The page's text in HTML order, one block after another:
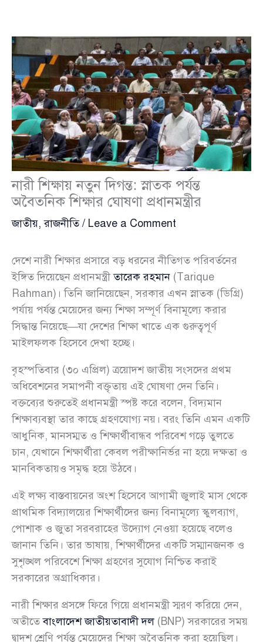
নারী শিক্ষায় নতুন দিগন্ত: স্নাতক পর্যন্ত
অবৈতনিক শিক্ষার ঘোষণা প্রধানমন্ত্রীর
জাতীয়,রাজনীতি/ Leave a Comment
দেশে নারী শিক্ষার প্রসারে বড় ধরনের নীতিগত পরিবর্তনের
ইঙ্গিত দিয়েছেন প্রধানমন্ত্রীতারেক রহমান (Tarique
Rahman)। তিনি জানিয়েছেন, সরকার এখন স্নাতক (ডিগ্রি)
পর্যায় পর্যন্ত মেয়েদের জন্য শিক্ষা সম্পূর্ণ বিনামূল্যে করার
সিদ্ধান্ত নিয়েছে—যা দেশের শিক্ষা খাতে এক গুরুত্বপূর্ণ
মাইলফলক হিসেবে দেখা হচ্ছে।
বৃহস্পতিবার (৩০ এপ্রিল) ত্রয়োদশ জাতীয় সংসদের প্রথম
অধিবেশনের সমাপনী বক্তৃতায় এই ঘোষণা দেন তিনি।
বক্তব্যের শুরুতেই প্রধানমন্ত্রী স্পষ্ট করে বলেন, বিদ্যমান
শিক্ষাব্যবস্থা তার কাছে গ্রহণযোগ্য নয়। বরং তিনি এমন একটি
আধুনিক, মানসম্মত ও শিক্ষার্থীবান্ধব পরিবেশ গড়ে তুলতে
চান, যেখানে শিক্ষার্থীরা কেবল পরীক্ষানির্ভর না হয়ে দক্ষতা ও
মানবিকতায়ও সমৃদ্ধ হয়ে উঠবে।
এই লক্ষ্য বাস্তবায়নের অংশ হিসেবে আগামী জুলাই মাস থেকে
প্রাথমিক বিদ্যালয়ের শিক্ষার্থীদের জন্য বিনামূল্যে স্কুলব্যাগ,
পোশাক ও জুতা সরবরাহের উদ্যোগ নেওয়া হয়েছে বলেও
জানান তিনি। তার ভাষায়, শিক্ষার্থীদের একটি সম্মানজনক ও
সুশৃঙ্খল পরিবেশে শিক্ষা গ্রহণের সুযোগ নিশ্চিত করাই
সরকারের অগ্রাধিকার।
নারী শিক্ষার প্রসঙ্গে ফিরে গিয়ে প্রধানমন্ত্রী স্মরণ করিয়ে দেন,
অতীতেবাংলাদেশ জাতীয়তাবাদী দল(BNP) সরকারের সময়
দ্বাদশ শ্রেণি পর্যন্ত মেয়েদের শিক্ষা অবৈতনিক করা হয়েছিল।